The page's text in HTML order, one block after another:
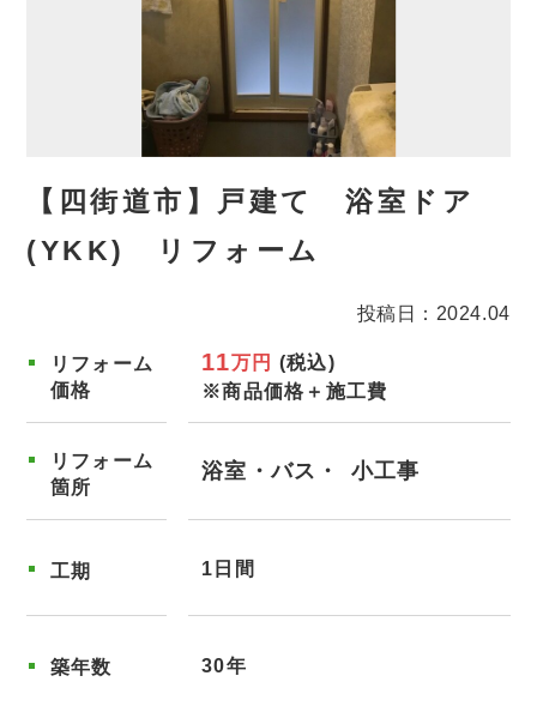
【四街道市】戸建て 浴室ドア
(YKK) リフォーム
投稿日：2024.04
リフォーム
価格
11万円 (税込)
※商品価格＋施工費
リフォーム
箇所
浴室・バス 小工事
工期 1日間
築年数 30年